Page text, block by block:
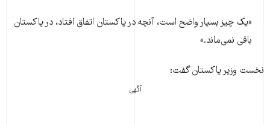
«یک چیز بسیار واضح است، آنچه در پاکستان اتفاق افتاد، در پاکستان
باقی نمی‌ماند.»
نخست وزیر پاکستان گفت:
آگهی